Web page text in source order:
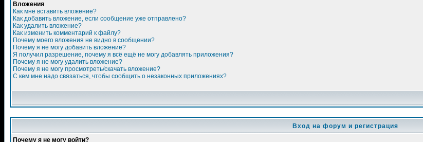
Вложения
Как мне вставить вложение?
Как добавить вложение, если сообщение уже отправлено?
Как удалить вложение?
Как изменить комментарий к файлу?
Почему моего вложения не видно в сообщении?
Почему я не могу добавить вложение?
Я получил разрешение, почему я всё ещё не могу добавлять приложения?
Почему я не могу удалить вложение?
Почему я не могу просмотреть/скачать вложение?
С кем мне надо связаться, чтобы сообщить о незаконных приложениях?
Вход на форум и регистрация
Почему я не могу войти?